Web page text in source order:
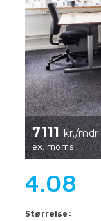
7111kr./mdr
ex. moms
4.08
Størrelse: